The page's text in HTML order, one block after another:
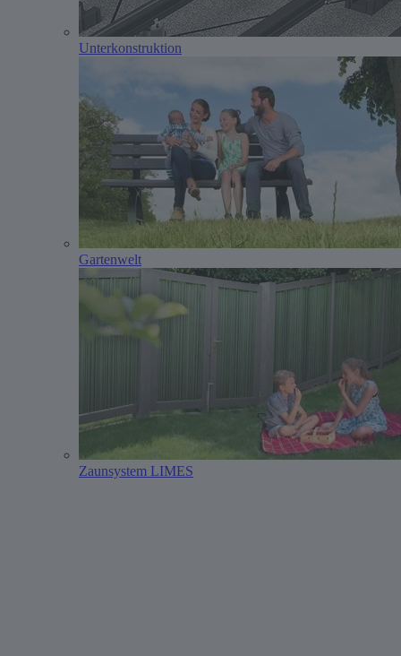
Unterkonstruktion
Gartenwelt
Zaunsystem LIMES